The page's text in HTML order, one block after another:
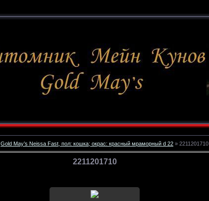
Gold May’s Neissa Fast, пол: кошка; окрас: красный мраморный d 22 » 2211201710
2211201710